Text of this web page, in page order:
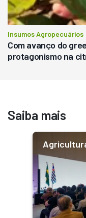
Insumos Agropecuários
Com avanço do
protagonismo na
Saiba mais